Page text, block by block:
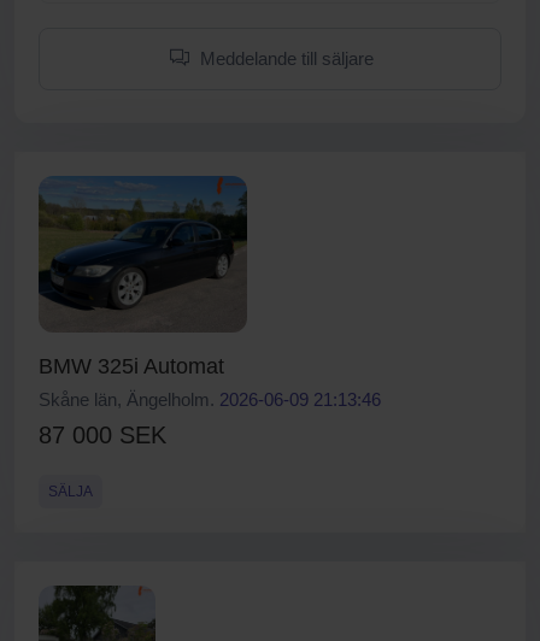
Meddelande till säljare
BMW 325i Automat
Skåne län, Ängelholm. 2026-06-09 21:13:46
87 000 SEK
SÄLJA